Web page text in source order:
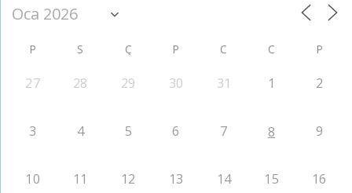
P S Ç P C C P
27 28 29 30 31 1 2
3 4 5 6 7 8 9
10 11 12 13 14 15 16